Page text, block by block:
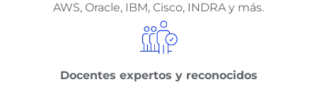
AWS, Oracle, IBM, Cisco, INDRA y más.
Docentes expertos y reconocidos